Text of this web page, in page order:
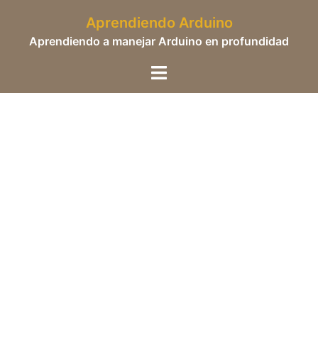
contenido
Aprendiendo Arduino
Aprendiendo a manejar Arduino en profundidad
Alternar